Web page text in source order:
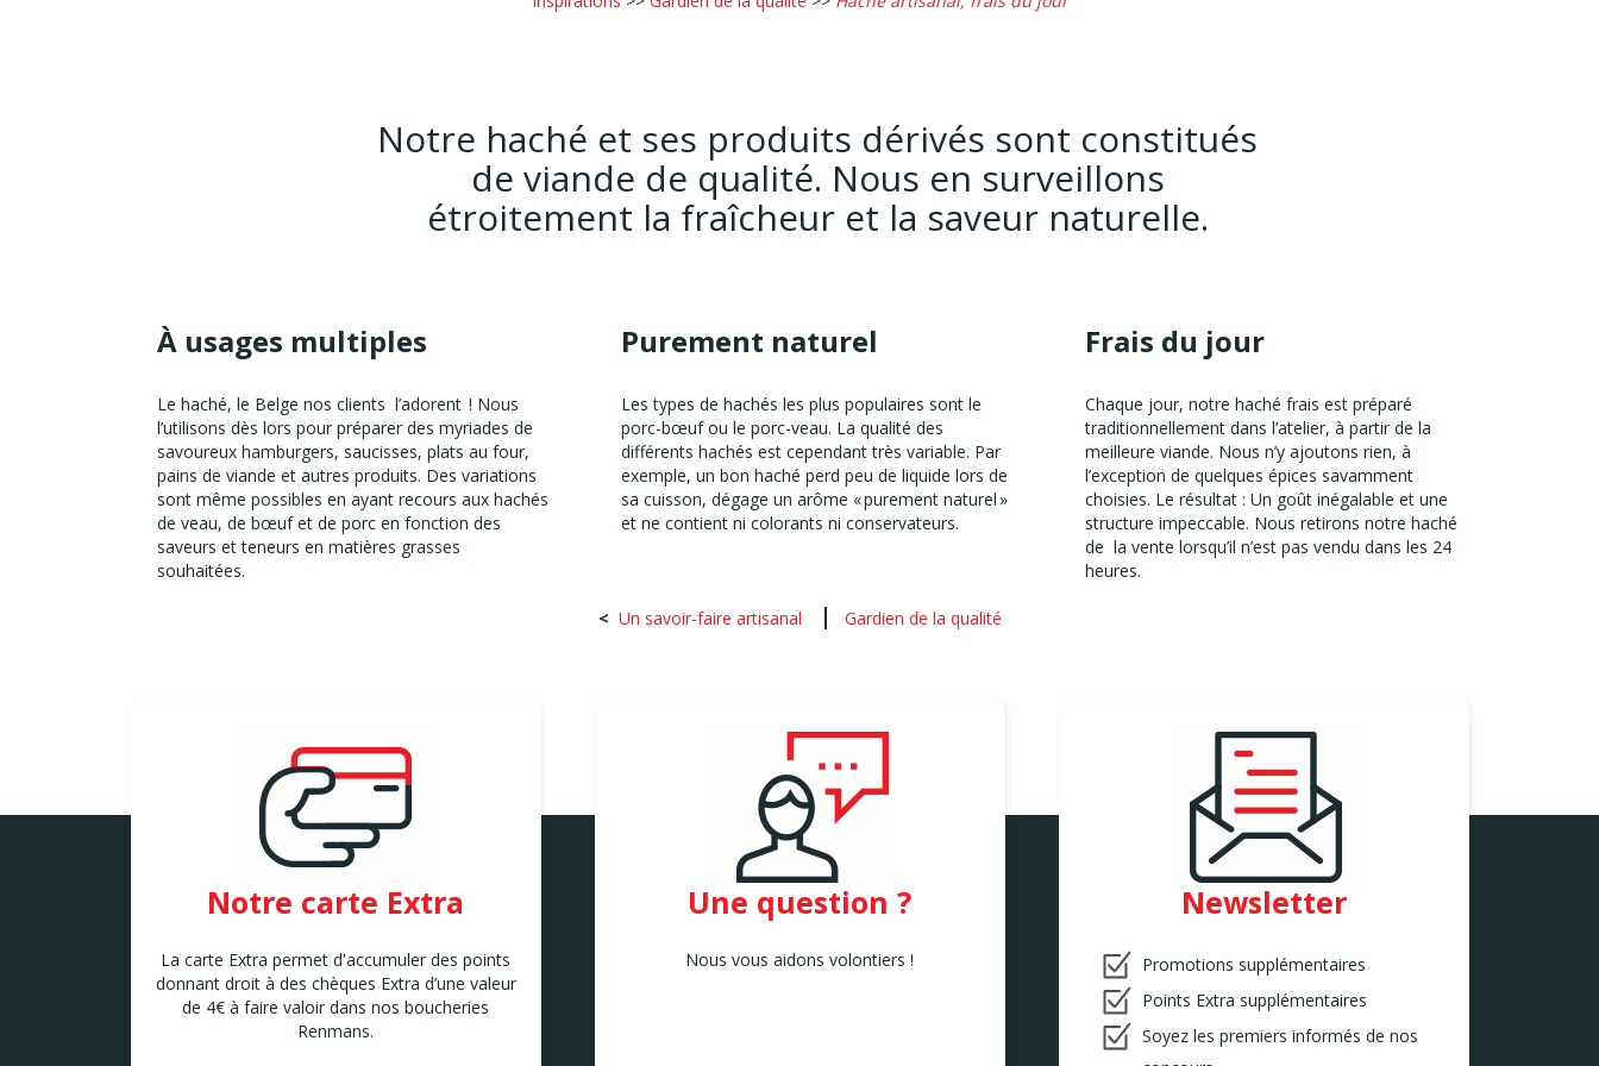
Notre haché et ses produits dérivés sont constitués
de viande de qualité. Nous en surveillons
étroitement la fraîcheur et la saveur naturelle.
À usages multiples
Le haché, le Belge nos clients l’adorent ! Nous
l’utilisons dès lors pour préparer des myriades de
savoureux hamburgers, saucisses, plats au four,
pains de viande et autres produits. Des variations
sont même possibles en ayant recours aux hachés
de veau, de bœuf et de porc en fonction des
saveurs et teneurs en matières grasses
souhaitées.
Purement naturel
Les types de hachés les plus populaires sont le
porc-bœuf ou le porc-veau. La qualité des
différents hachés est cependant très variable. Par
exemple, un bon haché perd peu de liquide lors de
sa cuisson, dégage un arôme « purement naturel »
et ne contient ni colorants ni conservateurs.
Frais du jour
Chaque jour, notre haché frais est préparé
traditionnellement dans l’atelier, à partir de la
meilleure viande. Nous n’y ajoutons rien, à
l’exception de quelques épices savamment
choisies. Le résultat : Un goût inégalable et une
structure impeccable. Nous retirons notre haché
de la vente lorsqu’il n’est pas vendu dans les 24
heures.
Un savoir-faire artisanal Gardien de la qualité
Notre carte Extra
La carte Extra permet d'accumuler des points
donnant droit à des chèques Extra d’une valeur
de 4€ à faire valoir dans nos boucheries
Renmans.
Une question ?
Nous vous aidons volontiers !
Newsletter
Promotions supplémentaires
Points Extra supplémentaires
Soyez les premiers informés de nos